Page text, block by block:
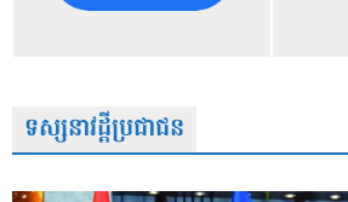
ទស្សនាវដ្តីប្រជាជន